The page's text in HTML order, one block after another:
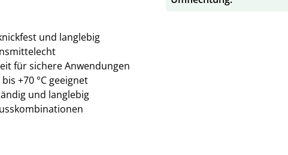
und langlebig
für sichere Anwendungen
bis +70 °C geeignet
und langlebig